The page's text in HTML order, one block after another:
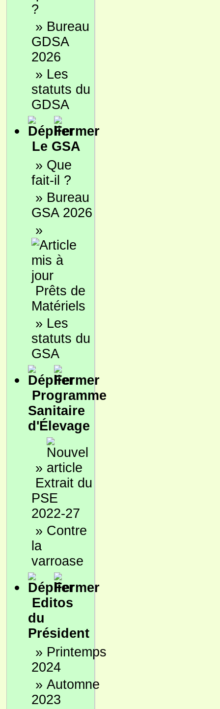
?
» Bureau
GDSA
2026
» Les
statuts du
GDSA
Le GSA
» Que
fait-il ?
» Bureau
GSA 2026
»
Prêts de
Matériels
» Les
statuts du
GSA
Programme
Sanitaire
d'Élevage
»
Extrait du
PSE
2022-27
» Contre
la
varroase
Editos
du
Président
» Printemps
2024
» Automne
2023